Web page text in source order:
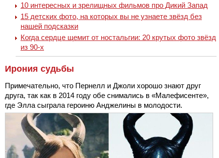
10 интересных и зрелищных фильмов про Дикий Запад
15 детских фото, на которых вы не узнаете звёзд без
нашей подсказки
Когда сердце щемит от ностальгии: 20 крутых фото звёзд
из 90-х
Ирония судьбы
Примечательно, что Пернелл и Джоли хорошо знают друг
друга, так как в 2014 году обе снимались в «Малефисенте»,
где Элла сыграла героиню Анджелины в молодости.